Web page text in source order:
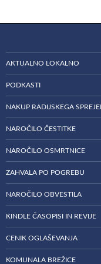
AKTUALNO LOKALNO
PODKASTI
NAKUP RADIJSKEGA
NAROČILO ČESTITKE
NAROČILO OSMRTNICE
ZAHVALA PO POGREBU
NAROČILO OBVESTILA
KINDLE ČASOPISI IN REVIJE
CENIK OGLAŠEVANJA
KOMUNALA BREŽICE